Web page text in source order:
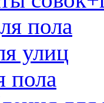
пола
улиц
пола